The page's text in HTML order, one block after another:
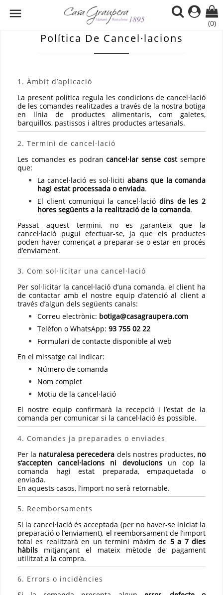

(0)
Política De Cancel·lacions
1. Àmbit d’aplicació
La present política regula les condicions de cancel·lació
de les comandes realitzades a través de la nostra botiga
en línia de productes alimentaris, com galetes,
barquillos, pastissos i altres productes artesanals.
2. Termini de cancel·lació
Les comandes es podrancancel·lar sense costsempre
que:
La cancel·lació es sol·liciti abans que la comanda
hagi estat processada o enviada.
El client comuniqui la cancel·lació dins de les 2
hores següents a la realització de la comanda.
Passat aquest termini, no es garanteix que la
cancel·lació pugui efectuar-se, ja que els productes
poden haver començat a preparar-se o estar en procés
d’enviament.
3. Com sol·licitar una cancel·lació
Per sol·licitar la cancel·lació d’una comanda, el client ha
de contactar amb el nostre equip d’atenció al client a
través d’algun dels següents canals:
Correu electrònic: botiga@casagraupera.com
Telèfon o WhatsApp: 93 755 02 22
Formulari de contacte disponible al web
En el missatge cal indicar:
Número de comanda
Nom complet
Motiu de la cancel·lació
El nostre equip confirmarà la recepció i l’estat de la
comanda per comunicar si la cancel·lació és possible.
4. Comandes ja preparades o enviades
Per la naturalesa perecedera dels nostres productes, no
s’accepten cancel·lacions ni devolucionsun cop la
comanda hagi estat preparada, empaquetada o
enviada.
En aquests casos, l’import no serà retornable.
5. Reemborsaments
Si la cancel·lació és acceptada (per no haver-se iniciat la
preparació o l’enviament), el reemborsament de l’import
total es realitzarà en un termini màxim de 5 a 7 dies
hàbils mitjançant el mateix mètode de pagament
utilitzat a la compra.
6. Errors o incidències